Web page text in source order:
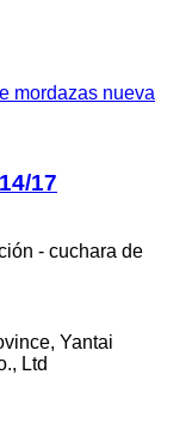
mordazas nueva
17
- cuchara de
Yantai
Ltd